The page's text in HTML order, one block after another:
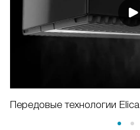
Передовые технологии Elica